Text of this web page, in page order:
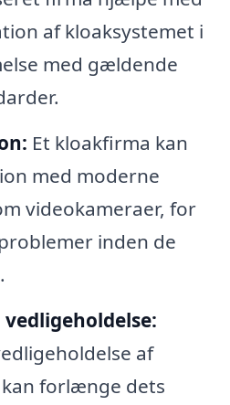
af kloaksystemet i
med gældende
Et kloakfirma kan
med moderne
videokameraer, for
inden de
af
forlænge dets